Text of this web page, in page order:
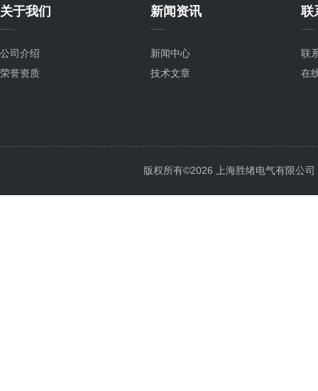
关于我们
公司介绍
荣誉资质
新闻资讯
新闻中心
技术文章
联
联
在
版权所有©2026 上海胜绪电气有限公